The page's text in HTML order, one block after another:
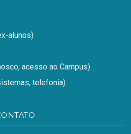
alunos)
acesso ao Campus)
telefonia)